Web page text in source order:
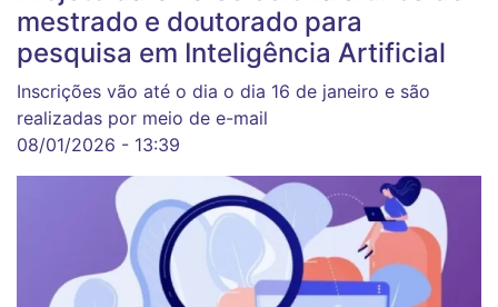
mestrado e doutorado para
pesquisa em Inteligência Artificial
Inscrições vão até o dia o dia 16 de janeiro e são
realizadas por meio de e-mail
08/01/2026 - 13:39